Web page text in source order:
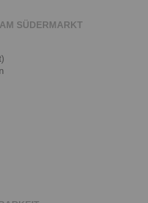
SÜDERMARKT